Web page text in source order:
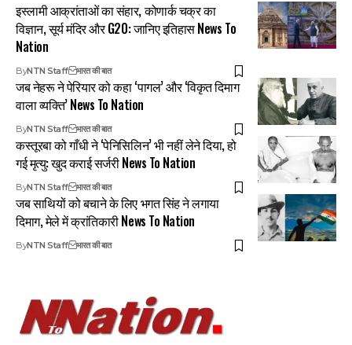
इस्लामी आक्रांताओं का संहार, कोणार्क चक्र का
विज्ञान, सूर्य मंदिर और G20: जानिए इतिहास News To
Nation
ByNTN Staff भारत की बात
जब नेहरू ने पेरियार को कहा ‘पागल’ और ‘विकृत दिमाग
वाला व्यक्ति’ News To Nation
ByNTN Staff भारत की बात
कस्तूरबा को गाँधी ने ‘पेनिसिलिन’ भी नहीं लेने दिया, हो
गई मृत्यु: खुद कराई सर्जरी News To Nation
ByNTN Staff भारत की बात
जब साथियों को बचाने के लिए भगत सिंह ने लगाया
दिमाग, मेले में क्रांतिकारी News To Nation
ByNTN Staff भारत की बात